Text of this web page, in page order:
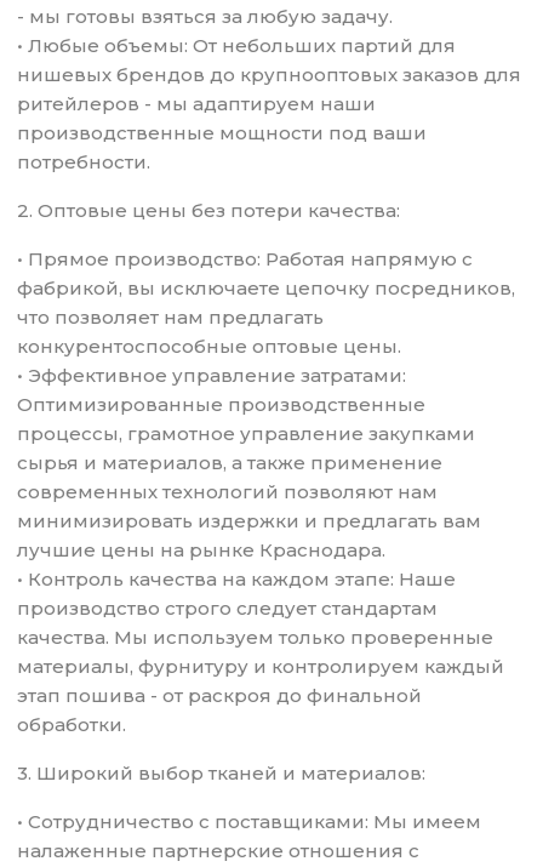
- мы готовы взяться за любую задачу.
• Любые объемы: От небольших партий для
нишевых брендов до крупнооптовых заказов для
ритейлеров - мы адаптируем наши
производственные мощности под ваши
потребности.
2. Оптовые цены без потери качества:
• Прямое производство: Работая напрямую с
фабрикой, вы исключаете цепочку посредников,
что позволяет нам предлагать
конкурентоспособные оптовые цены.
• Эффективное управление затратами:
Оптимизированные производственные
процессы, грамотное управление закупками
сырья и материалов, а также применение
современных технологий позволяют нам
минимизировать издержки и предлагать вам
лучшие цены на рынке Краснодара.
• Контроль качества на каждом этапе: Наше
производство строго следует стандартам
качества. Мы используем только проверенные
материалы, фурнитуру и контролируем каждый
этап пошива - от раскроя до финальной
обработки.
3. Широкий выбор тканей и материалов:
• Сотрудничество с поставщиками: Мы имеем
налаженные партнерские отношения с